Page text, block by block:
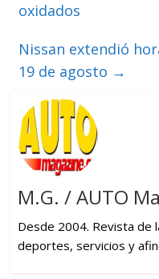
oxidados
Nissan extendió
19 de agosto →
M.G. / AUTO
Desde 2004. Revista de
deportes, servicios y